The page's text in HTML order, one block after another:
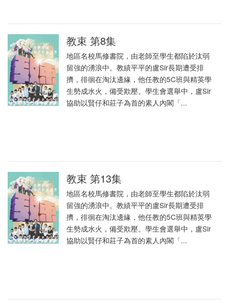
教束 第8集
地區名校馬修書院，由老師至學生都陷於汰弱
留強的湧浪中。教績平平的盧Sir長期遭受排
擠，徘徊在淘汰邊緣，他任教的5C班與精英學
生勢成水火，備受欺壓。學生會選舉中，盧Sir
協助以賢仔和莊子為首的素人內閣「...
教束 第13集
地區名校馬修書院，由老師至學生都陷於汰弱
留強的湧浪中。教績平平的盧Sir長期遭受排
擠，徘徊在淘汰邊緣，他任教的5C班與精英學
生勢成水火，備受欺壓。學生會選舉中，盧Sir
協助以賢仔和莊子為首的素人內閣「...